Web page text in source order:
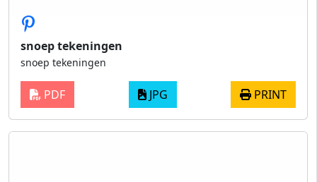
snoep tekeningen
snoep tekeningen
PDF JPG PRINT